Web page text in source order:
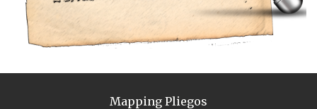
Mapping Pliegos